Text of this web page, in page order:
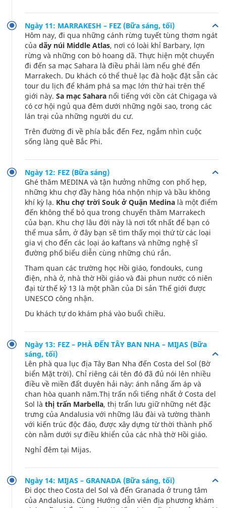
Ngày 11: MARRAKESH – FEZ (Bữa sáng, tối)
Hôm nay, đi qua những cánh rừng tuyết tùng thơm ngát
của dãy núi Middle Atlas, nơi có loài khỉ Barbary, lợn
rừng và những con bò hoang dã. Thực hiện một chuyến
đi đến sa mạc Sahara là điều phải làm nếu ghé đến
Marrakech. Du khách có thể thuê lạc đà hoặc đặt sẵn các
tour du lịch để khám phá sa mạc lớn thứ hai trên thế
giới này. Sa mạc Sahara nổi tiếng với cồn cát Chigaga và
có cơ hội ngủ qua đêm dưới những ngôi sao, trong các
lán trại của những người du cư.
Trên đường đi về phía bắc đến Fez, ngắm nhìn cuộc
sống làng quê Bắc Phi.
Ngày 12: FEZ (Bữa sáng)
Ghé thăm MEDINA và tận hưởng những con phố hẹp,
những khu chợ đầy hàng hóa nhộn nhịp và bầu không
khí kỳ lạ. Khu chợ trời Souk ở Quận Medina là một điểm
đến không thể bỏ qua trong chuyến thăm Marrakech
của bạn. Khu chợ lâu đời này là nơi tốt nhất để bạn có
thể mua sắm, ở đây bạn sẽ tìm thấy mọi thứ từ các loại
gia vị cho đến các loại áo kaftans và những nghệ sĩ
đường phố biểu diễn cùng những chú rắn.
Tham quan các trường học Hồi giáo, fondouks, cung
điện, nhà ở, nhà thờ Hồi giáo và đài phun nước có niên
đại từ thế kỷ 13 là một phần của Di sản Thế giới được
UNESCO công nhận.
Du khách tự do khám phá vào buổi chiều.
Ngày 13: FEZ – PHÀ ĐẾN TÂY BAN NHA – MIJAS (Bữa
sáng, tối)
Lên phà qua lục địa Tây Ban Nha đến Costa del Sol (Bờ
biển Mặt trời). Chỉ riêng cái tên đó đã đủ nói lên nhiều
điều về miền đất duyên hải này: ánh nắng ấm áp và
chan hòa quanh năm.Thị trấn nổi tiếng nhất ở Costa del
Sol là thị trấn Marbella, thị trấn lưu giữ những nét đặc
trưng của Andalusia với những lâu đài và tường thành
với kiến trúc độc đáo, được xây dựng từ thời thành phố
còn nằm dưới sự điều khiển của các nhà thờ Hồi giáo.
Nghỉ đêm tại Mijas.
Ngày 14: MIJAS – GRANADA (Bữa sáng, tối)
Đi dọc theo Costa del Sol và đến Granada ở trung tâm
của Andalusia. Cùng Hướng dẫn viên địa phương khám